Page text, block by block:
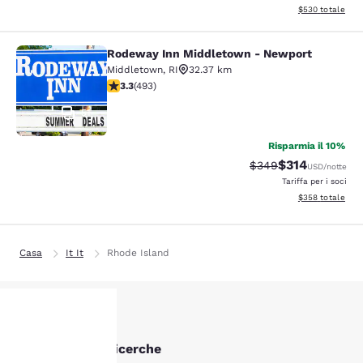
Visualizza i
$530 totale
Rodeway Inn Middletown -
51
Rodeway Inn Middletown - Newport
Middletown, RI
32.37 km
Valutazione di 3.26 stelle. Buono. 493 recensioni
3.3(493)
Risparmia il 10%
Tariffa di barratura:
$349Tariffa
$314USD/notte
Tariffa per i soci
Visualizza i
$358 totale
Casa It It Rhode Island
Altre Cranston ricerche